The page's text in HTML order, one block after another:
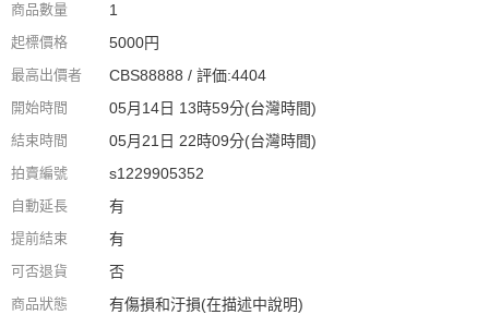
商品數量 1
起標價格 5000円
最高出價者 CBS88888 / 評価:4404
開始時間 05月14日 13時59分(台灣時間)
結束時間 05月21日 22時09分(台灣時間)
拍賣編號 s1229905352
自動延長 有
提前結束 有
可否退貨 否
商品狀態 有傷損和汙損(在描述中說明)